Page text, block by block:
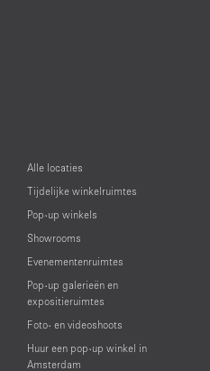
Alle locaties
Tijdelijke winkelruimtes
Pop-up winkels
Showrooms
Evenementenruimtes
Pop-up galerieën en
expositieruimtes
Foto- en videoshoots
Huur een pop-up winkel in
Amsterdam